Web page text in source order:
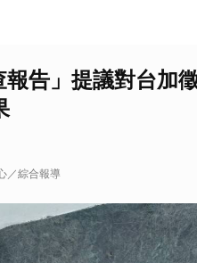
報告」提議對台
／綜合報導